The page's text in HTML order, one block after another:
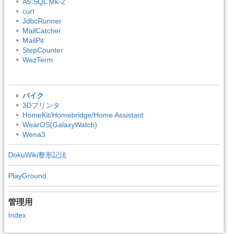
curl
JdbcRunner
MailCatcher
MailPit
StepCounter
WezTerm
バイク
3Dプリンタ
HomeKit/Homebridge/Home Assistant
WearOS(GalaxyWatch)
Wena3
DokuWiki整形記法
PlayGround
管理用
Index